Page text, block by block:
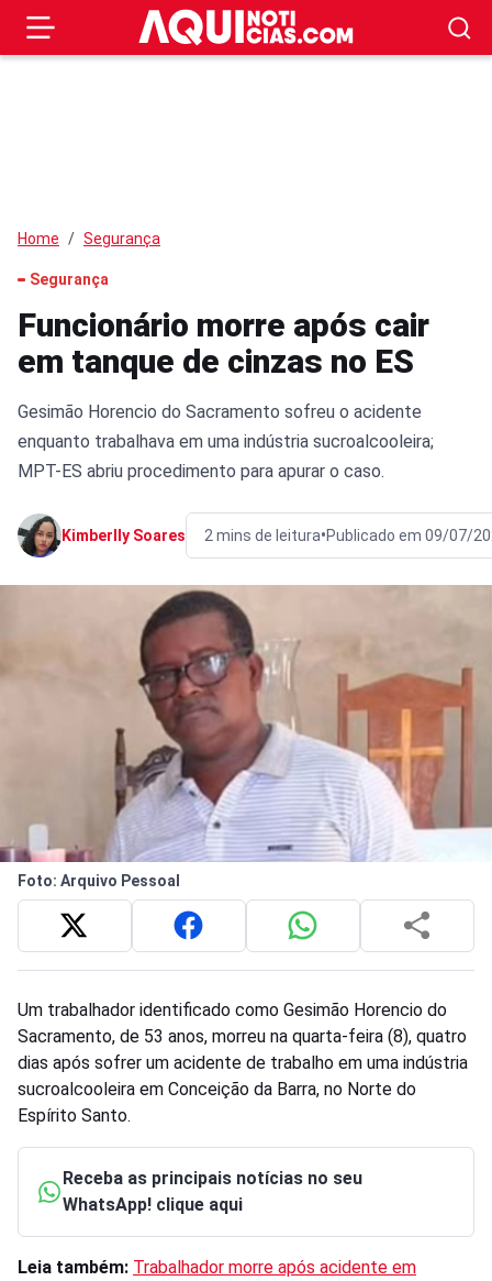
Home Segurança
Segurança
Funcionário morre após cair
em tanque de cinzas no ES
Gesimão Horencio do Sacramento sofreu o acidente
enquanto trabalhava em uma indústria sucroalcooleira;
MPT-ES abriu procedimento para apurar o caso.
Kimberlly Soares 2 mins de leitura•Publicado em 09/07/
Foto: Arquivo Pessoal
Um trabalhador identificado como Gesimão Horencio do
Sacramento, de 53 anos, morreu na quarta-feira (8), quatro
dias após sofrer um acidente de trabalho em uma indústria
sucroalcooleira em Conceição da Barra, no Norte do
Espírito Santo.
Receba as principais notícias no seu
WhatsApp! clique aqui
Leia também: Trabalhador morre após acidente em